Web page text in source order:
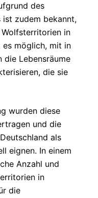
des
zudem bekannt,
in
es möglich, mit in
die Lebensräume
die sie
wurden diese
und die
als
eignen. In einem
Anzahl und
in
die